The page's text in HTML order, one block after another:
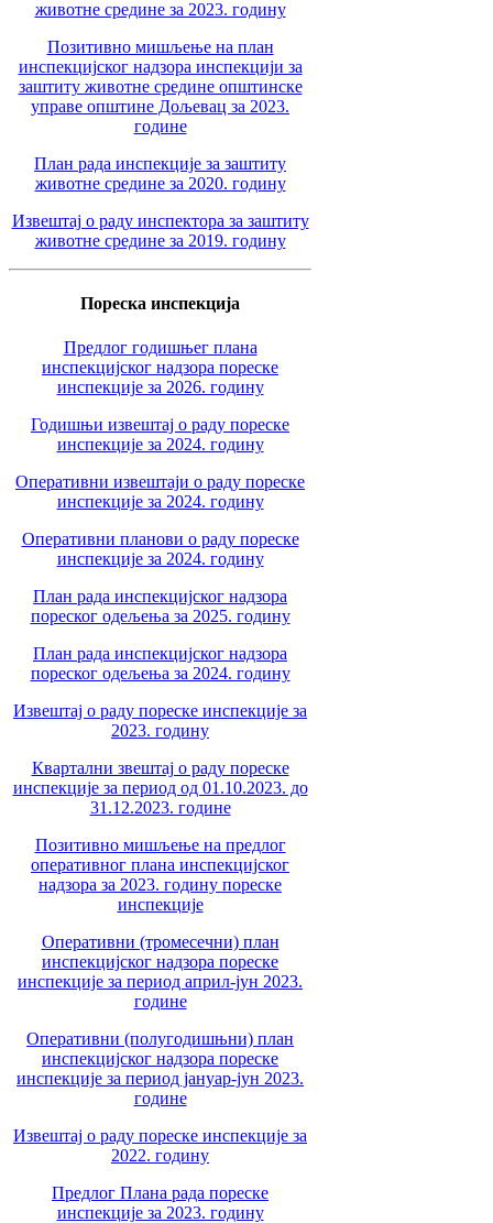
животне средине за 2023. годину
Позитивно мишљење на план
инспекцијског надзора инспекцији за
заштиту животне средине општинске
управе општине Дољевац за 2023.
године
План рада инспекције за заштиту
животне средине за 2020. годину
Извештај о раду инспектора за заштиту
животне средине за 2019. годину
Пореска инспекција
Предлог годишњег плана
инспекцијског надзора пореске
инспекције за 2026. годину
Годишњи извештај о раду пореске
инспекције за 2024. годину
Оперативни извештаји о раду пореске
инспекције за 2024. годину
Оперативни планови о раду пореске
инспекције за 2024. годину
План рада инспекцијског надзора
пореског одељења за 2025. годину
План рада инспекцијског надзора
пореског одељења за 2024. годину
Извештај о раду пореске инспекције за
2023. годину
Квартални звештај о раду пореске
инспекције за период од 01.10.2023. до
31.12.2023. године
Позитивно мишљење на предлог
оперативног плана инспекцијског
надзора за 2023. годину пореске
инспекције
Оперативни (тромесечни) план
инспекцијског надзора пореске
инспекције за период април-јун 2023.
године
Оперативни (полугодишњни) план
инспекцијског надзора пореске
инспекције за период јануар-јун 2023.
године
Извештај о раду пореске инспекције за
2022. годину
Предлог Плана рада пореске
инспекције за 2023. годину